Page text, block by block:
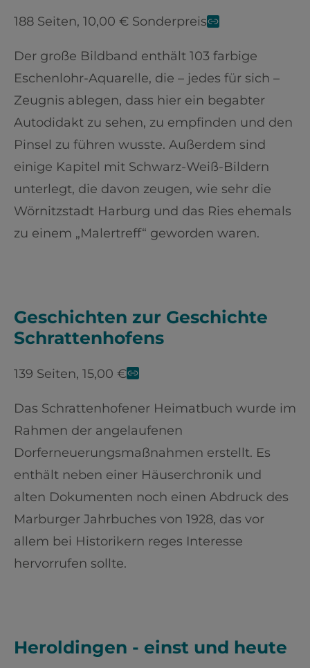
188 Seiten, 10,00 € Sonderpreis
Der große Bildband enthält 103 farbige
Eschenlohr-Aquarelle, die – jedes für sich –
Zeugnis ablegen, dass hier ein begabter
Autodidakt zu sehen, zu empfinden und den
Pinsel zu führen wusste. Außerdem sind
einige Kapitel mit Schwarz-Weiß-Bildern
unterlegt, die davon zeugen, wie sehr die
Wörnitzstadt Harburg und das Ries ehemals
zu einem „Malertreff“ geworden waren.
Geschichten zur Geschichte
Schrattenhofens
139 Seiten, 15,00 €
Das Schrattenhofener Heimatbuch wurde im
Rahmen der angelaufenen
Dorferneuerungsmaßnahmen erstellt. Es
enthält neben einer Häuserchronik und
alten Dokumenten noch einen Abdruck des
Marburger Jahrbuches von 1928, das vor
allem bei Historikern reges Interesse
hervorrufen sollte.
Heroldingen - einst und heute